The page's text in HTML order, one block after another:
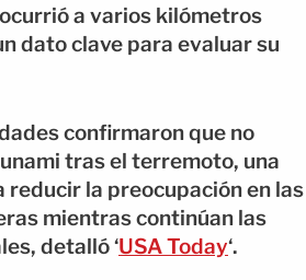
a varios kilómetros
dato clave para evaluar su
confirmaron que no
tras el terremoto, una
reducir la preocupación en las
mientras continúan las
detalló ‘USA Today‘.